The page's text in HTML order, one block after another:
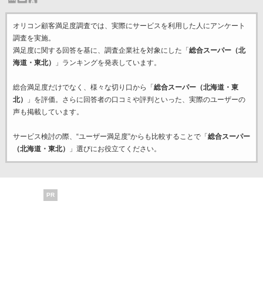
オリコン顧客満足度調査では、実際にサービスを利用した 人にアンケート
調査を実施。
満足度に関する回答を基に、調査企業社を対象にした「総合スーパー（北
海道・東北）
」ランキングを発表しています。
総合満足度だけでなく、様々な切り口から「総合スーパー（北海道・東
北）
」を評価。さらに回答者の口コミや評判といった、実際のユーザーの
声も掲載しています。
サービス検討の際、“ユーザー満足度”からも比較することで「総合スーパー
（北海道・東北）
」選びにお役立てください。
PR